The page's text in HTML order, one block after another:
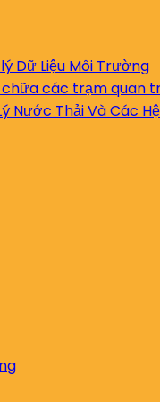
Dữ Liệu Môi Trường
các trạm quan
Nước Thải Và Các